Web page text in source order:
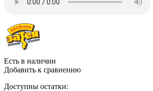
Есть в наличии
Добавить к сравнению
Доступны остатки: